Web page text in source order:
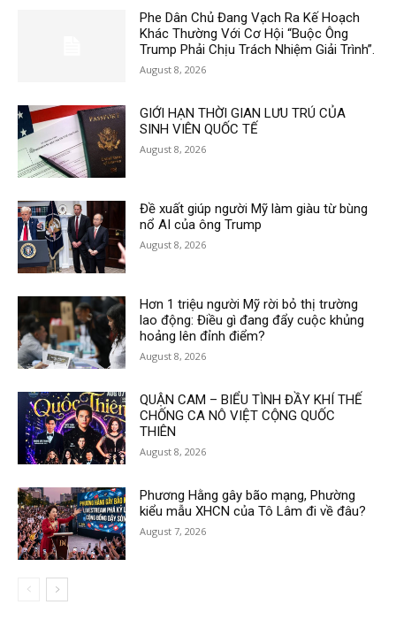
Phe Dân Chủ Đang Vạch Ra Kế Hoạch
Khác Thường Với Cơ Hội “Buộc Ông
Trump Phải Chịu Trách Nhiệm Giải Trình”.
August 8, 2026
GIỚI HẠN THỜI GIAN LƯU TRÚ CỦA
SINH VIÊN QUỐC TẾ
August 8, 2026
Đề xuất giúp người Mỹ làm giàu từ bùng
nổ AI của ông Trump
August 8, 2026
Hơn 1 triệu người Mỹ rời bỏ thị trường
lao động: Điều gì đang đẩy cuộc khủng
hoảng lên đỉnh điểm?
August 8, 2026
QUẬN CAM – BIỂU TÌNH ĐẦY KHÍ THẾ
CHỐNG CA NÔ VIỆT CỘNG QUỐC
THIÊN
August 8, 2026
Phương Hằng gây bão mạng, Phường
kiểu mẫu XHCN của Tô Lâm đi về đâu?
August 7, 2026